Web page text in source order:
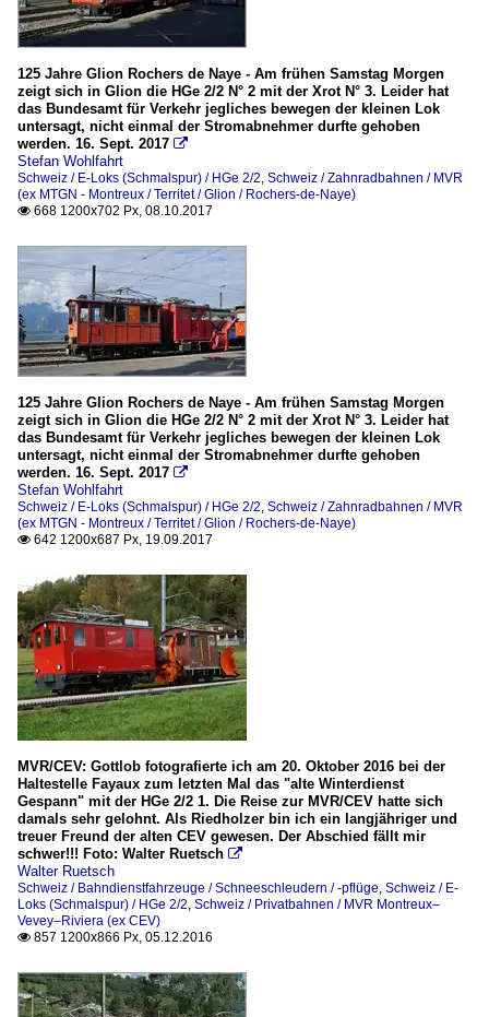
125 Jahre Glion Rochers de Naye - Am frühen Samstag Morgen
zeigt sich in Glion die HGe 2/2 N° 2 mit der Xrot N° 3. Leider hat
das Bundesamt für Verkehr jegliches bewegen der kleinen Lok
untersagt, nicht einmal der Stromabnehmer durfte gehoben
werden. 16. Sept. 2017 
Stefan Wohlfahrt
Schweiz / E-Loks (Schmalspur) / HGe 2/2, Schweiz / Zahnradbahnen / MVR
(ex MTGN - Montreux / Territet / Glion / Rochers-de-Naye)
 668 1200x702 Px, 08.10.2017
125 Jahre Glion Rochers de Naye - Am frühen Samstag Morgen
zeigt sich in Glion die HGe 2/2 N° 2 mit der Xrot N° 3. Leider hat
das Bundesamt für Verkehr jegliches bewegen der kleinen Lok
untersagt, nicht einmal der Stromabnehmer durfte gehoben
werden. 16. Sept. 2017 
Stefan Wohlfahrt
Schweiz / E-Loks (Schmalspur) / HGe 2/2, Schweiz / Zahnradbahnen / MVR
(ex MTGN - Montreux / Territet / Glion / Rochers-de-Naye)
 642 1200x687 Px, 19.09.2017
MVR/CEV: Gottlob fotografierte ich am 20. Oktober 2016 bei der
Haltestelle Fayaux zum letzten Mal das "alte Winterdienst
Gespann" mit der HGe 2/2 1. Die Reise zur MVR/CEV hatte sich
damals sehr gelohnt. Als Riedholzer bin ich ein langjähriger und
treuer Freund der alten CEV gewesen. Der Abschied fällt mir
schwer!!! Foto: Walter Ruetsch 
Walter Ruetsch
Schweiz / Bahndienstfahrzeuge / Schneeschleudern / -pflüge, Schweiz / E-
Loks (Schmalspur) / HGe 2/2, Schweiz / Privatbahnen / MVR Montreux–
Vevey–Riviera (ex CEV)
 857 1200x866 Px, 05.12.2016